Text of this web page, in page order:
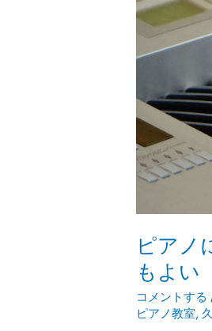
ピアノ
もよい
コメントする
ピアノ教室,
れ
る
が
つ
子
供
の
成
に
ア
ノ
と